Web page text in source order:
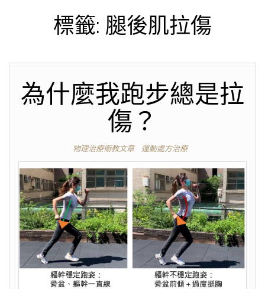
標籤: 腿後肌拉傷
為什麼我跑步總是拉
傷？
物理治療衛教文章 運動處方治療